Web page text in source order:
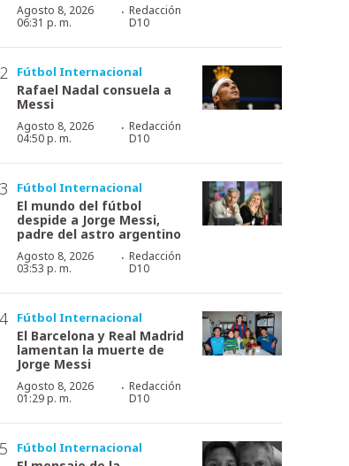
Agosto 8, 2026
06:31 p. m.
· Redacción
D10
Fútbol Internacional
Rafael Nadal consuela a
Messi
Agosto 8, 2026
04:50 p. m.
· Redacción
D10
Fútbol Internacional
El mundo del fútbol
despide a Jorge Messi,
padre del astro argentino
Agosto 8, 2026
03:53 p. m.
· Redacción
D10
Fútbol Internacional
El Barcelona y Real Madrid
lamentan la muerte de
Jorge Messi
Agosto 8, 2026
01:29 p. m.
· Redacción
D10
Fútbol Internacional